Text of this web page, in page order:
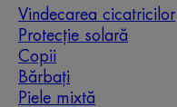
Vindecarea cicatricilor
Protecție solară
Copii
Bărbați
Piele mixtă